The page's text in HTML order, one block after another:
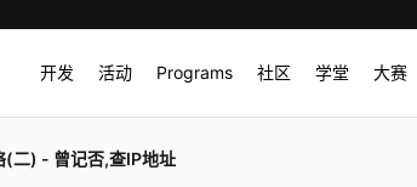
开发 活动 Programs 社区 学堂 大赛
(二) - 曾记否,查IP地址